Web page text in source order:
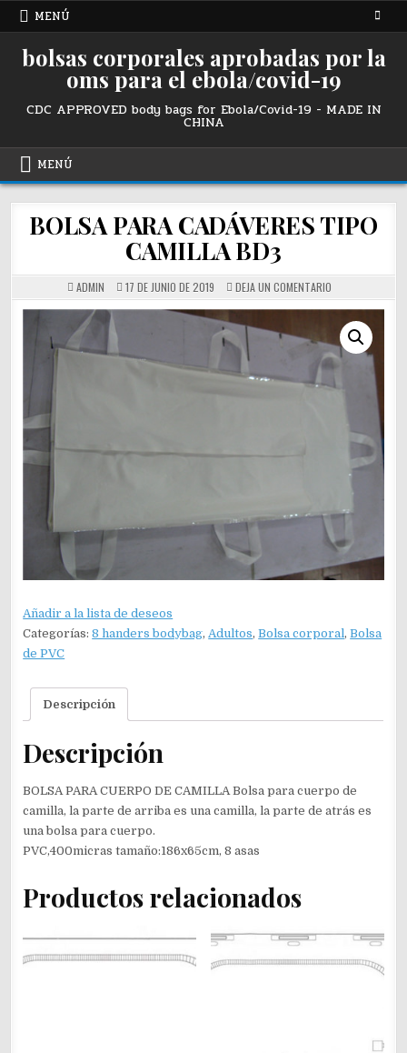
MENÚ
bolsas corporales aprobadas por la
oms para el ebola/covid-19
CDC APPROVED body bags for Ebola/Covid-19 - MADE IN
CHINA
MENÚ
BOLSA PARA CADÁVERES TIPO
CAMILLA BD3
ADMIN 17 DE JUNIO DE 2019 DEJA UN COMENTARIOSOBRE
BD3
STRETCHER
STYLE
BODY
BAG
Añadir a la lista de deseos
Categorías:8 handers bodybag,Adultos,Bolsa corporal,Bolsa
de PVC
Descripción
Descripción
BOLSA PARA CUERPO DE CAMILLA Bolsa para cuerpo de
camilla, la parte de arriba es una camilla, la parte de atrás es
una bolsa para cuerpo.
PVC,400micras tamaño:186x65cm, 8 asas
Productos relacionados